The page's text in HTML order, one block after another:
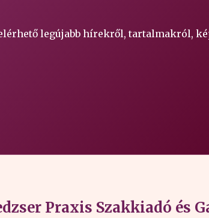
legújabb hírekről, tartalmakról,
Praxis Szakkiadó és